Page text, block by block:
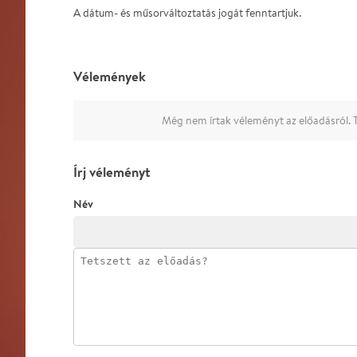
A dátum- és műsorváltoztatás jogát fenntartjuk.
Vélemények
Még nem írtak véleményt az előadásról.
Írj véleményt
Név